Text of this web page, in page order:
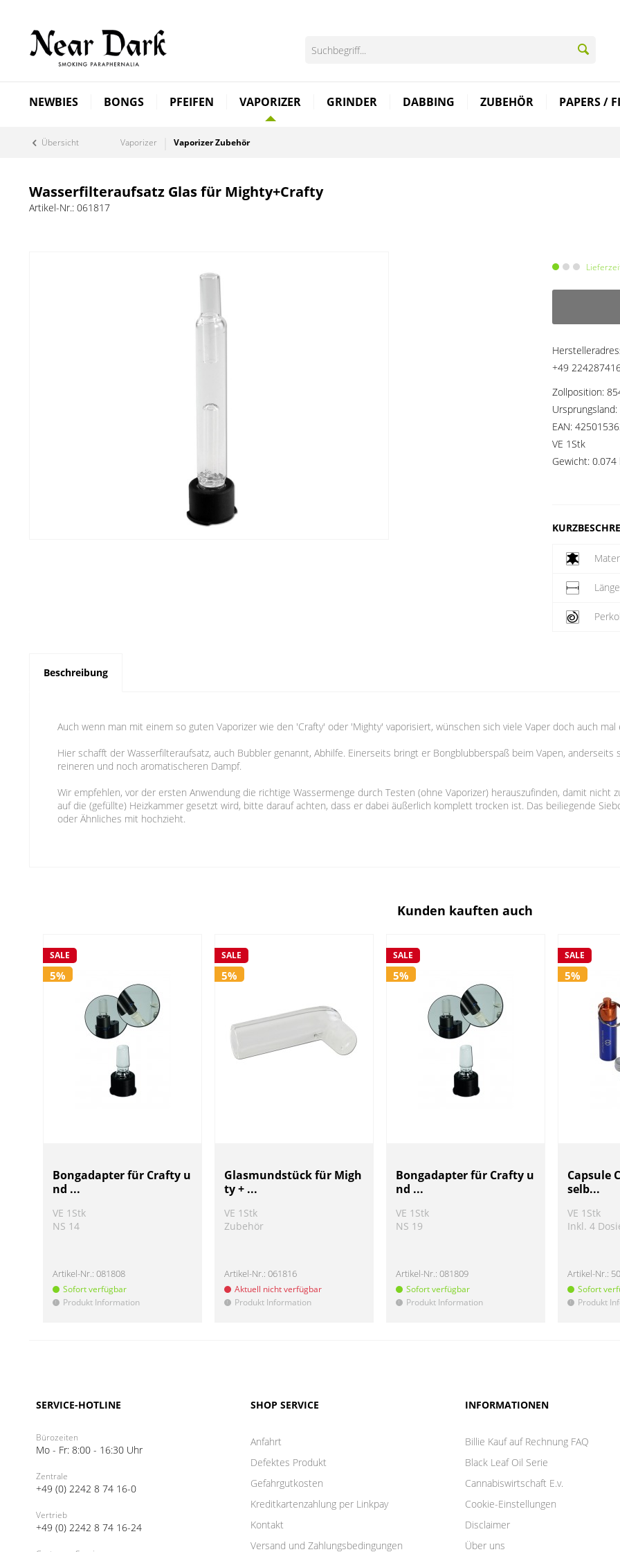
NEWBIES BONGS PFEIFEN VAPORIZER GRINDER DABBING ZUBEHÖR PAPERS /
Übersicht Vaporizer Vaporizer Zubehör
Wasserfilteraufsatz Glas für Mighty+Crafty
Artikel-Nr.: 061817
+49
Zollposition:
Ursprungsland:
EAN:
VE 1Stk
Gewicht: 0.074
Länge
Beschreibung
Auch wenn man mit einem so guten Vaporizer wie den 'Crafty' oder 'Mighty' vaporisiert, wünschen sich viele Vaper doch auch mal
Hier schafft der Wasserfilteraufsatz, auch Bubbler genannt, Abhilfe. Einerseits bringt er Bongblubberspaß beim Vapen,
reineren und noch aromatischeren Dampf.
Wir empfehlen, vor der ersten Anwendung die richtige Wassermenge durch Testen (ohne Vaporizer) herauszufinden, damit nicht
auf die (gefüllte) Heizkammer gesetzt wird, bitte darauf achten, dass er dabei äußerlich komplett trocken ist. Das beiliegende
oder Ähnliches mit hochzieht.
Kunden kauften auch
SALE
5%
Bongadapter für Crafty u
nd ...
VE 1Stk
NS 14
Artikel-Nr.:081808
Sofort verfügbar
! Produkt Information
SALE
5%
Glasmundstück für Migh
ty + ...
VE 1Stk
Zubehör
Artikel-Nr.:061816
Aktuell nicht verfügbar
! Produkt Information
SALE
5%
Bongadapter für Crafty u
nd ...
VE 1Stk
NS 19
Artikel-Nr.:081809
Sofort verfügbar
! Produkt Information
SALE
5%
Capsule
selb...
VE 1Stk
Inkl. 4
Artikel-Nr.:
Sofort
! Produkt
SERVICE-HOTLINE
Bürozeiten
Mo - Fr: 8:00 - 16:30 Uhr
Zentrale
+49 (0) 2242 8 74 16-0
Vertrieb
+49 (0) 2242 8 74 16-24
SHOP SERVICE
Anfahrt
Defektes Produkt
Gefahrgutkosten
Kreditkartenzahlung per Linkpay
Kontakt
Versand und Zahlungsbedingungen
INFORMATIONEN
Billie Kauf auf Rechnung FAQ
Black Leaf Oil Serie
Cannabiswirtschaft E.v.
Cookie-Einstellungen
Disclaimer
Über uns